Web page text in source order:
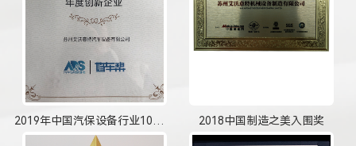
2018中国制造之美入围奖